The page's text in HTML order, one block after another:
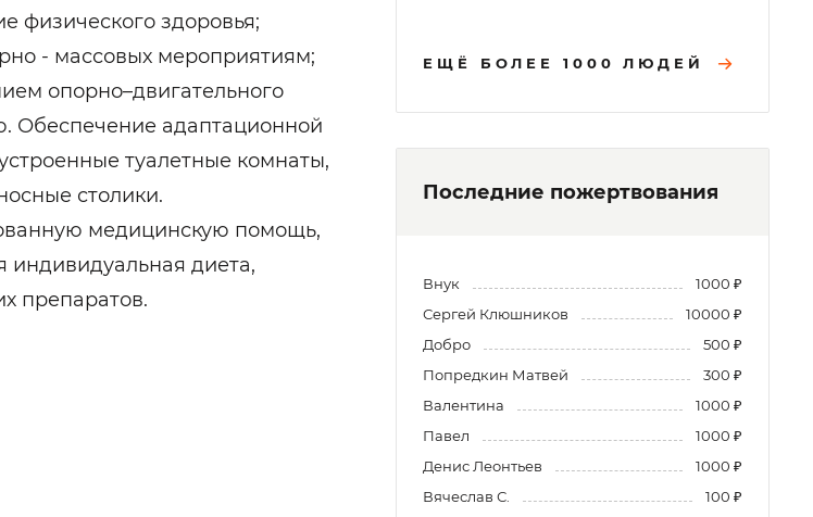
физического здоровья;
- массовых мероприятиям;
опорно–двигательного
Обеспечение адаптационной
туалетные комнаты,
столики.
медицинскую помощь,
индивидуальная диета,
препаратов.
ЕЩЁ БОЛЕЕ 1000 ЛЮДЕЙ
Последние пожертвования
Внук
1000 ₽
Сергей Клюшников
10000 ₽
Добро
500 ₽
Попредкин Матвей
300 ₽
Валентина
1000 ₽
Павел
1000 ₽
Денис Леонтьев
1000 ₽
Вячеслав С.
100 ₽